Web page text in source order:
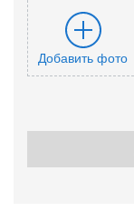
Добавить фото